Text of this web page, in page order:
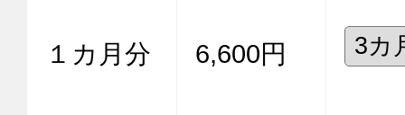
１カ月分 6,600円